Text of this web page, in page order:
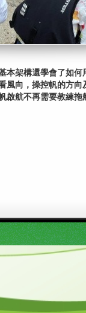
架構還學會了如
向，操控帆的方
啟航不再需要教練拖